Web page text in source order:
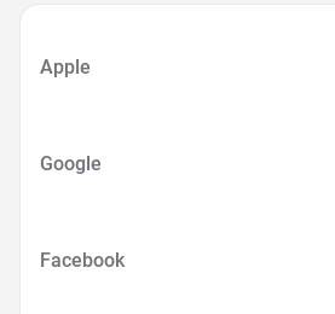
Apple
Google
Facebook